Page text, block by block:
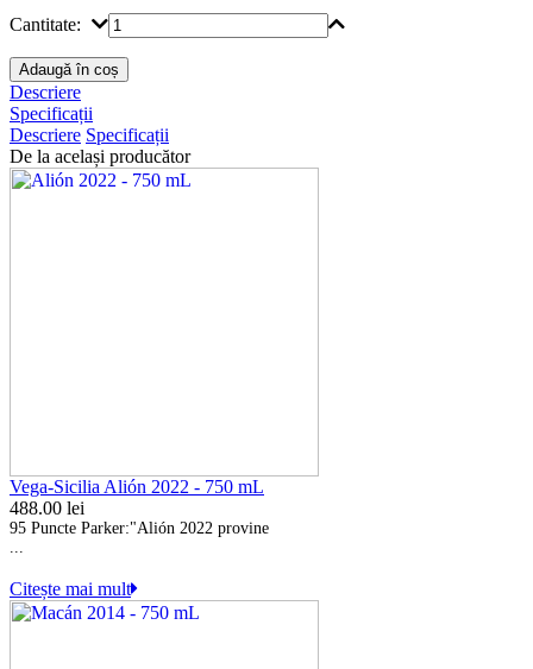
Cantitate:
Descriere
Specificații
Descriere Specificații
De la același producător
Vega-Sicilia Alión 2022 - 750 mL
488.00 lei
95 Puncte Parker:"Alión 2022 provine
...
Citește mai mult